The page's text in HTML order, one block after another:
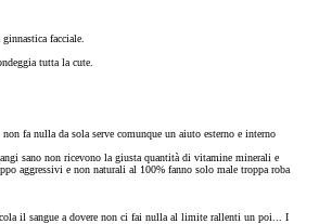
facciale.
tutta la cute.
fa nulla da sola serve comunque un aiuto esterno e interno
sano non ricevono la giusta quantità di vitamine minerali e
aggressivi e non naturali al 100% fanno solo male troppa roba
il sangue a dovere non ci fai nulla al limite rallenti un poi... I